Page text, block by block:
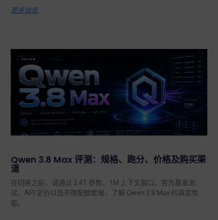
更多信息
Qwen 3.8 Max 评测：规格、跑分、价格及购买渠
道
在切换之前，请通过 2.4T 参数、1M 上下文窗口、官方基准测
试、API 定价以及不限配额套餐，了解 Qwen 3.8 Max 的真实性
能。.